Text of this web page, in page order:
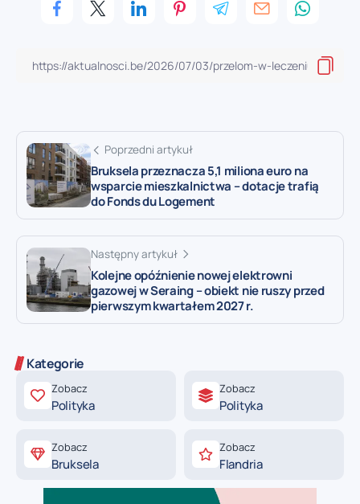
Poprzedni artykuł
Bruksela przeznacza 5,1 miliona euro na
wsparcie mieszkalnictwa – dotacje trafią
do Fonds du Logement
Następny artykuł
Kolejne opóźnienie nowej elektrowni
gazowej w Seraing – obiekt nie ruszy przed
pierwszym kwartałem 2027 r.
Kategorie
Zobacz
Polityka
Zobacz
Polityka
Zobacz
Bruksela
Zobacz
Flandria